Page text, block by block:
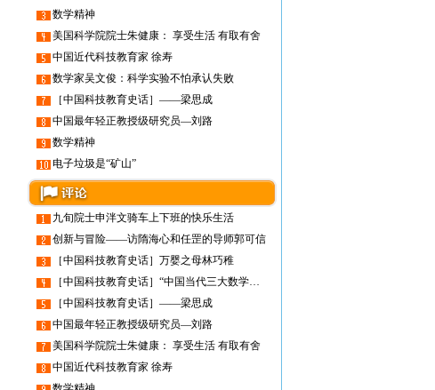
数学精神
美国科学院院士朱健康： 享受生活 有取有舍
中国近代科技教育家 徐寿
数学家吴文俊：科学实验不怕承认失败
［中国科技教育史话］——梁思成
中国最年轻正教授级研究员—刘路
数学精神
电子垃圾是“矿山”
九旬院士申泮文骑车上下班的快乐生活
创新与冒险——访隋海心和任罡的导师郭可信
［中国科技教育史话］万婴之母林巧稚
［中国科技教育史话］“中国当代三大数学家”之陈建功
［中国科技教育史话］——梁思成
中国最年轻正教授级研究员—刘路
美国科学院院士朱健康： 享受生活 有取有舍
中国近代科技教育家 徐寿